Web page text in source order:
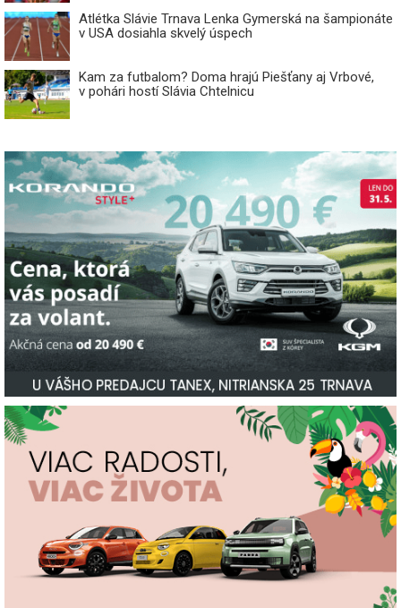
Atlétka Slávie Trnava Lenka Gymerská na šampionáte
v USA dosiahla skvelý úspech
Kam za futbalom? Doma hrajú Piešťany aj Vrbové,
v pohári hostí Slávia Chtelnicu